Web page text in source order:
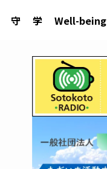
守 学 Well-being